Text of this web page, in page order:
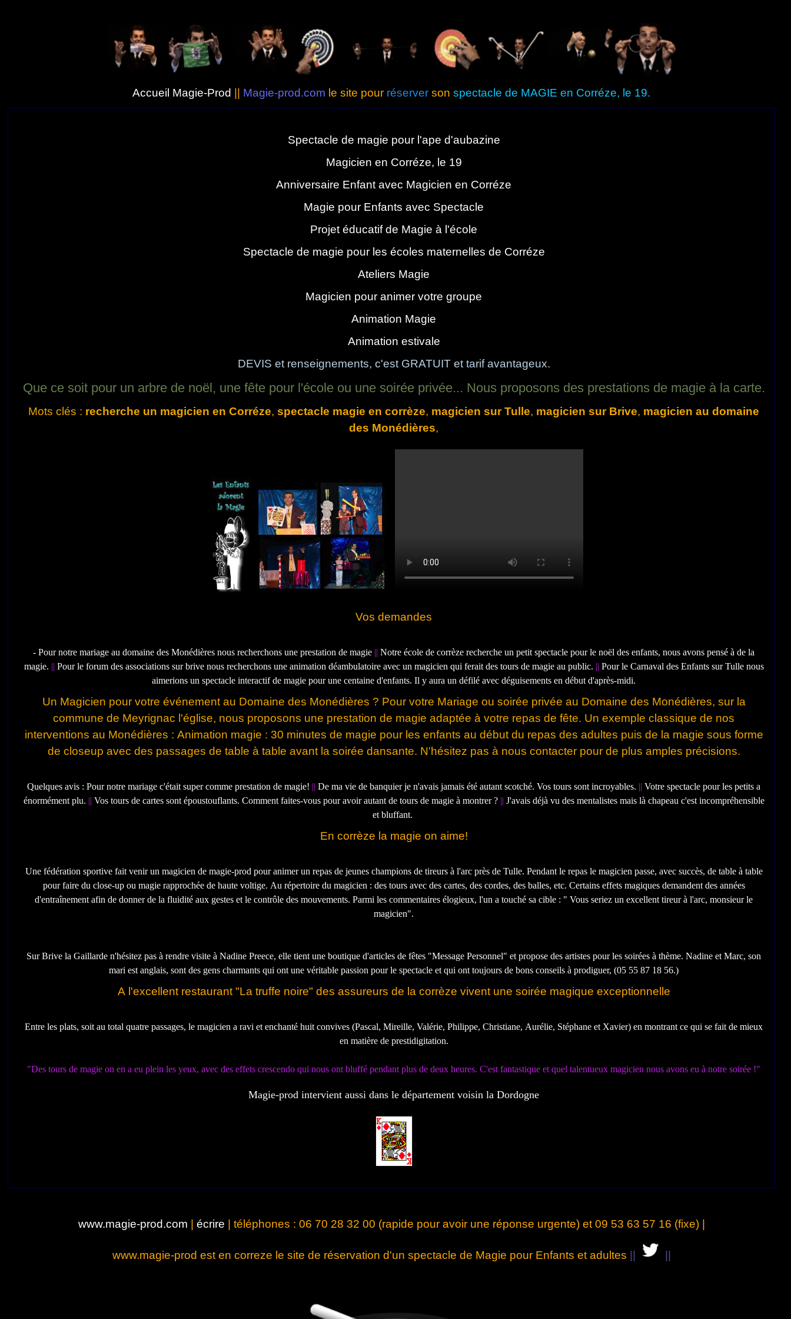
Accueil Magie-Prod Magie-prod.com le site pour réserver sonspectacle de MAGIE en Corréze, le 19.
Spectacle de magie pour l'ape d'aubazine
Magicien en Corréze, le 19
Anniversaire Enfant avec Magicien en Corréze
Magie pour Enfants avec Spectacle
Projet éducatif de Magie à l'école
Spectacle de magie pour les écoles maternelles de Corréze
Ateliers Magie
Magicien pour animer votre groupe
Animation Magie
Animation estivale
DEVIS et renseignements, c'est GRATUIT et tarif avantageux.
Que ce soit pour un arbre de noël, une fête pour l'école ou une soirée privée... Nous proposons des prestations de magie à la carte.
Mots clés : recherche un magicien en Corréze,spectacle magie en corrèze, magicien sur Tulle, magicien sur Brive, magicien au domaine
des Monédières,
Vos demandes
- Pour notre mariage au domaine des Monédières nous recherchons une prestation de magie || Notre école de corrèze recherche un petit spectacle pour le noël des enfants, nous avons pensé à de la
magie. || Pour le forum des associations sur brive nous recherchons une animation déambulatoire avec un magicien qui ferait des tours de magie au public. || Pour le Carnaval des Enfants sur Tulle nous
aimerions un spectacle interactif de magie pour une centaine d'enfants. Il y aura un défilé avec déguisements en début d'après-midi.
Un Magicien pour votre événement au Domaine des Monédières ? Pour votre Mariage ou soirée privée au Domaine des Monédières, sur la
commune de Meyrignac l'église, nous proposons une prestation de magie adaptée à votre repas de fête. Un exemple classique de nos
interventions au Monédières : Animation magie : 30 minutes de magie pour les enfants au début du repas des adultes puis de la magie sous forme
de closeup avec des passages de table à table avant la soirée dansante. N'hésitez pas à nous contacter pour de plus amples précisions.
Quelques avis : Pour notre mariage c'était super comme prestation de magie! || De ma vie de banquier je n'avais jamais été autant scotché. Vos tours sont incroyables. || Votre spectacle pour les petits a
énormément plu. || Vos tours de cartes sont époustouflants. Comment faites-vous pour avoir autant de tours de magie à montrer ? ||
et bluffant.
En corrèze la magie on aime!
Une fédération sportive fait venir un magicien de magie-prod pour animer un repas de jeunes champions de tireurs à l'arc près de Tulle. Pendant le repas le magicien passe, avec succès, de table à table
pour faire du close-up ou magie rapprochée de haute voltige. Au répertoire du magicien : des tours avec des cartes, des cordes, des balles, etc. Certains effets magiques demandent des années
d'entraînement afin de donner de la fluidité aux gestes et le contrôle des mouvements. Parmi les commentaires élogieux, l'un a touché sa cible : " Vous seriez un excellent tireur à l'arc, monsieur le
magicien".
Sur Brive la Gaillarde n'hésitez pas à rendre visite à Nadine Preece, elle tient une boutique d'articles de fêtes "Message Personnel" et propose des artistes pour les soirées à thème. Nadine et Marc, son
mari est anglais, sont des gens charmants qui ont une véritable passion pour le spectacle et qui ont toujours de bons conseils à prodiguer, (05 55 87 18 56.)
A l'excellent restaurant "La truffe noire" des assureurs de la corrèze vivent une soirée magique exceptionnelle
Entre les plats, soit au total quatre passages, le magicien a ravi et enchanté huit convives (Pascal, Mireille, Valérie, Philippe, Christiane, Aurélie, Stéphane et Xavier) en montrant ce qui se fait de mieux
en matière de prestidigitation.
"Des tours de magie on en a eu plein les yeux, avec des effets crescendo qui nous ont bluffé pendant plus de deux heures. C'est fantastique et quel talentueux magicien nous avons eu à notre soirée !"
Magie-prod intervient aussi dans le département voisin la Dordogne
www.magie-prod.com écrire | téléphones : 06 70 28 32 00 (rapide pour avoir une réponse urgente) et 09 53 63 57 16 (fixe) |
www.magie-prod est en correze le site de réservation d'un spectacle de Magie pour Enfants et adultes